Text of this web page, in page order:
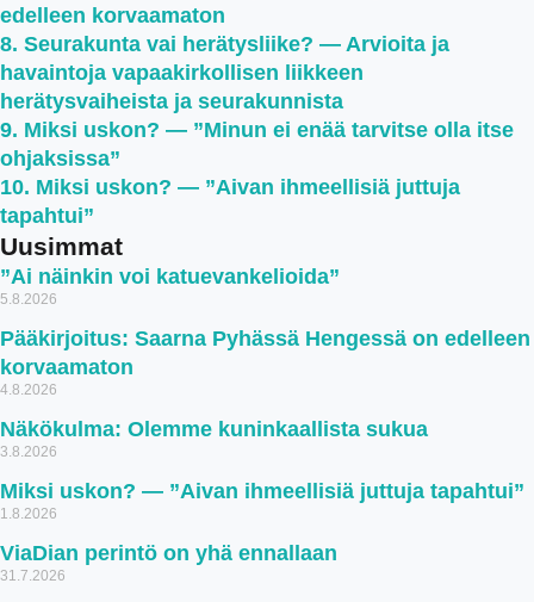
edelleen korvaamaton
Seurakunta vai herätysliike? — Arvioita ja
havaintoja vapaakirkollisen liikkeen
herätysvaiheista ja seurakunnista
Miksi uskon? — ”Minun ei enää tarvitse olla itse
ohjaksissa”
Miksi uskon? — ”Aivan ihmeellisiä juttuja
tapahtui”
Uusimmat
”Ai näinkin voi katuevankelioida”
5.8.2026
Pääkirjoitus: Saarna Pyhässä Hengessä on edelleen
korvaamaton
4.8.2026
Näkökulma: Olemme kuninkaallista sukua
3.8.2026
Miksi uskon? — ”Aivan ihmeellisiä juttuja tapahtui”
1.8.2026
ViaDian perintö on yhä ennallaan
31.7.2026